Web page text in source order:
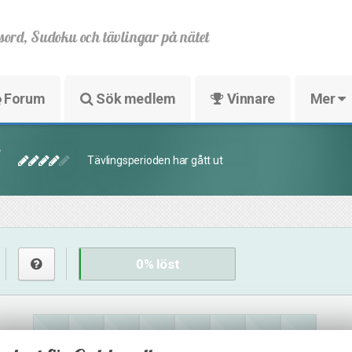
Sudoku och tävlingar på nätet
Forum Sök medlem Vinnare Mer
Tävlingsperioden har gått ut
0% löst